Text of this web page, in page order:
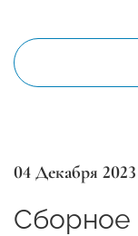
04 Декабря 2023
Сборное